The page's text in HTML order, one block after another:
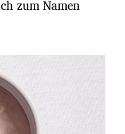
zum Namen